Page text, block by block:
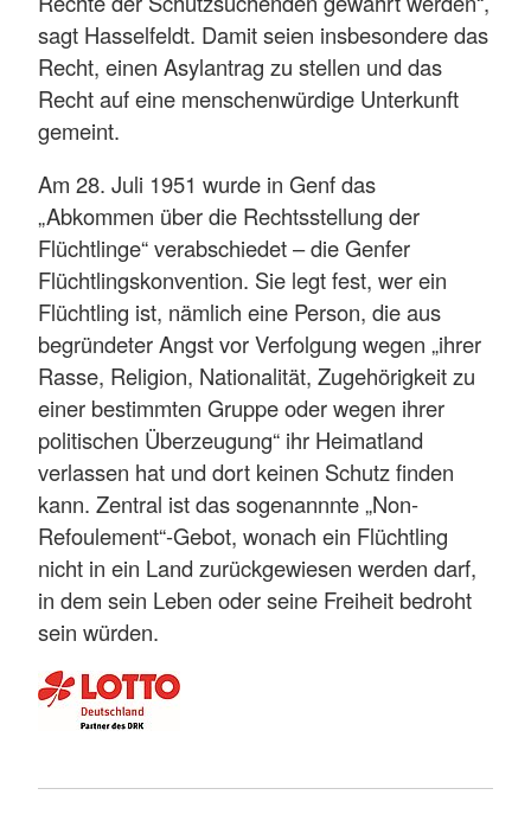
sagt Hasselfeldt. Damit seien insbesondere das
Recht, einen Asylantrag zu stellen und das
Recht auf eine menschenwürdige Unterkunft
gemeint.
Am 28. Juli 1951 wurde in Genf das
„Abkommen über die Rechtsstellung der
Flüchtlinge“ verabschiedet – die Genfer
Flüchtlingskonvention. Sie legt fest, wer ein
Flüchtling ist, nämlich eine Person, die aus
begründeter Angst vor Verfolgung wegen „ihrer
Rasse, Religion, Nationalität, Zugehörigkeit zu
einer bestimmten Gruppe oder wegen ihrer
politischen Überzeugung“ ihr Heimatland
verlassen hat und dort keinen Schutz finden
kann. Zentral ist das sogenannnte „Non-
Refoulement“-Gebot, wonach ein Flüchtling
nicht in ein Land zurückgewiesen werden darf,
in dem sein Leben oder seine Freiheit bedroht
sein würden.